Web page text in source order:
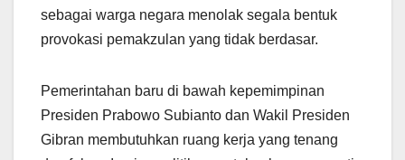
sebagai warga negara menolak segala bentuk
provokasi pemakzulan yang tidak berdasar.
Pemerintahan baru di bawah kepemimpinan
Presiden Prabowo Subianto dan Wakil Presiden
Gibran membutuhkan ruang kerja yang tenang